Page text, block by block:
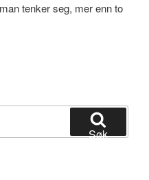
tenker seg, mer enn to
Søk